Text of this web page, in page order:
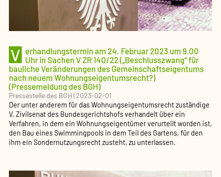
V erhandlungstermin am 24. Februar 2023 um 9.00
Uhr in Sachen V ZR 140/22 („Beschlusszwang“ für
bauliche Veränderungen des Gemeinschaftseigentums
nach neuem Wohnungseigentumsrecht?)
(Pressemeldung des BGH)
Pressestelle des BGH |2023-02-01
Der unter anderem für das Wohnungseigentumsrecht zuständige
V. Zivilsenat des Bundesgerichtshofs verhandelt über ein
Verfahren, in dem ein Wohnungseigentümer verurteilt worden ist,
den Bau eines Swimmingpools in dem Teil des Gartens, für den
ihm ein Sondernutzungsrecht zusteht, zu unterlassen.